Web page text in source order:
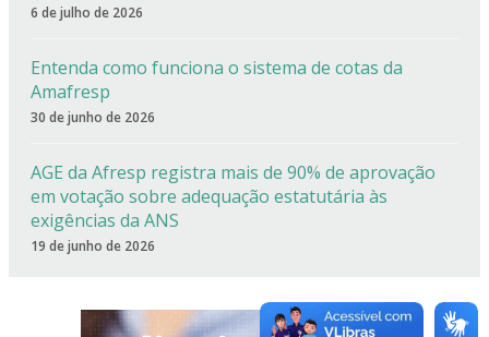
6 de julho de 2026
Entenda como funciona o sistema de cotas da
Amafresp
30 de junho de 2026
AGE da Afresp registra mais de 90% de aprovação
em votação sobre adequação estatutária às
exigências da ANS
19 de junho de 2026